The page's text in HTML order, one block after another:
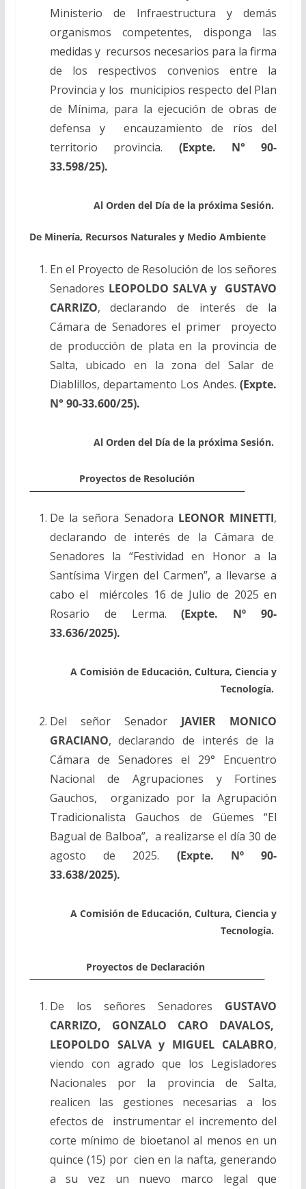
Ministerio de Infraestructura y demás
organismos competentes, disponga las
medidas y recursos necesarios para la firma
de los respectivos convenios entre la
Provincia y los municipios respecto del Plan
de Mínima, para la ejecución de obras de
defensa y encauzamiento de ríos del
territorio provincia. (Expte. N° 90-
33.598/25).
Al Orden del Día de la próxima Sesión.
De Minería, Recursos Naturales y Medio Ambiente
En el Proyecto de Resolución de los señores
Senadores LEOPOLDO SALVA y GUSTAVO
CARRIZO, declarando de interés de la
Cámara de Senadores el primer proyecto
de producción de plata en la provincia de
Salta, ubicado en la zona del Salar de
Diablillos, departamento Los Andes.(Expte.
N° 90-33.600/25).
Al Orden del Día de la próxima Sesión.
Proyectos de Resolución
De la señora Senadora LEONOR MINETTI,
declarando de interés de la Cámara de
Senadores la “Festividad en Honor a la
Santísima Virgen del Carmen”, a llevarse a
cabo el miércoles 16 de Julio de 2025 en
Rosario de Lerma.(Expte. Nº 90-
33.636/2025).
A Comisión de Educación, Cultura, Ciencia y
Tecnología.
Del señor Senador JAVIER MONICO
GRACIANO, declarando de interés de la
Cámara de Senadores el 29° Encuentro
Nacional de Agrupaciones y Fortines
Gauchos, organizado por la Agrupación
Tradicionalista Gauchos de Güemes “El
Bagual de Balboa”, a realizarse el día 30 de
agosto de 2025. (Expte. Nº 90-
33.638/2025).
A Comisión de Educación, Cultura, Ciencia y
Tecnología.
Proyectos de Declaración
De los señores Senadores GUSTAVO
CARRIZO, GONZALO CARO DAVALOS,
LEOPOLDO SALVA y MIGUEL CALABRO,
viendo con agrado que los Legisladores
Nacionales por la provincia de Salta,
realicen las gestiones necesarias a los
efectos de instrumentar el incremento del
corte mínimo de bioetanol al menos en un
quince (15) por cien en la nafta, generando
a su vez un nuevo marco legal que